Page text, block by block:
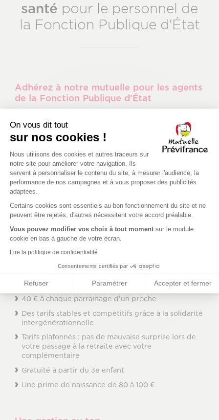
On vous dit tout
sur nos cookies !
Plateforme de Gestion du
Nous utilisons des cookies et autres traceurs sur
notre site pour améliorer votre navigation. Ils
servent à personnaliser le contenu du site, à mesurer l'audience, la
performance de nos campagnes et à vous proposer des publicités
adaptées.
Certains cookies sont essentiels au bon fonctionnement du site et ne
peuvent être rejetés, d'autres nécessitent votre accord préalable.
Vous pouvez modifier vos choix à tout moment sur le module
cookie en bas à gauche de votre écran.
Lire la politique de confidentialité
Consentements certifiés par
Refuser Paramétrer Accepter et fermer
santé pour le personnel de
la Fonction Publique d'État
Adhérez à notre mutuelle pour les agents
de la Fonction Publique d'État
Des garanties complètes, solidaires et responsables
Pas de limite d’âge ni de questionnaire médical
Couverture immédiate sans délai d'attente
Tous les avantages en tant qu'agent de la
Fonction Publique d'État
Profitez de plein d'avantages en tant qu'agent de la
Fonction Publique d'État
Des remboursements majorés dans nos espaces
Préviclub
40 € à chaque parrainage d’un proche
Des tarifs stables et compétitifs grâce à la solidarité
intergénérationnelle
Tarifs plafonnés : pas de mauvaise surprise lors de
votre passage à la retraite avec votre
complémentaire
Gratuité à partir du 3e enfant
Une prime de naissance de 80 à 100 €